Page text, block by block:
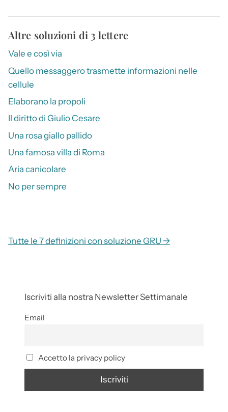
Altre soluzioni di 3 lettere
Vale e così via
Quello messaggero trasmette informazioni nelle
cellule
Elaborano la propoli
Il diritto di Giulio Cesare
Una rosa giallo pallido
Una famosa villa di Roma
Aria canicolare
No per sempre
Tutte le 7 definizioni con soluzione GRU →
Iscriviti alla nostra Newsletter Settimanale
Email
Accetto la privacy policy